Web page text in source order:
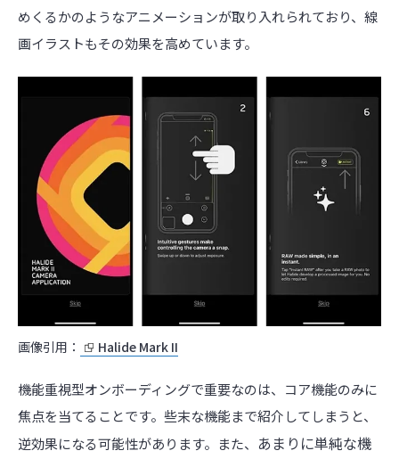
めくるかのようなアニメーションが取り入れられており、線
画イラストもその効果を高めています。
画像引用： Halide Mark II
機能重視型オンボーディングで重要なのは、コア機能のみに
焦点を当てることです。些末な機能まで紹介してしまうと、
逆効果になる可能性があります。また、 あまりに単純な機